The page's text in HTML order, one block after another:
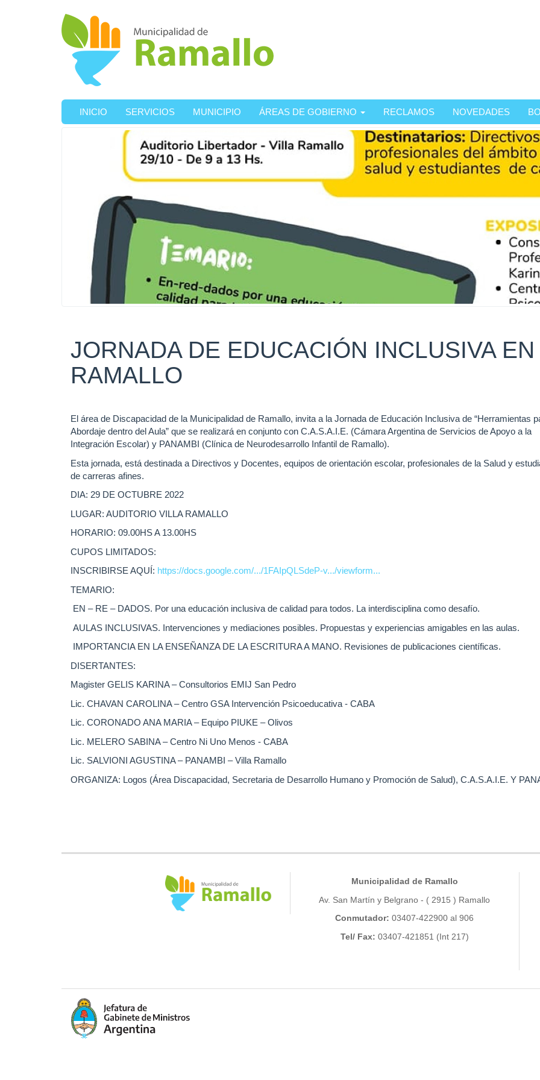
INICIO SERVICIOS MUNICIPIO ÁREAS DE GOBIERNO RECLAMOS NOVEDADES
JORNADA DE EDUCACIÓN INCLUSIVA EN
RAMALLO
El área de Discapacidad de la Municipalidad de Ramallo, invita a la Jornada de Educación Inclusiva de “Herramientas
Abordaje dentro del Aula” que se realizará en conjunto con C.A.S.A.I.E. (Cámara Argentina de Servicios de Apoyo a la
Integración Escolar) y PANAMBI (Clínica de Neurodesarrollo Infantil de Ramallo).
Esta jornada, está destinada a Directivos y Docentes, equipos de orientación escolar, profesionales de la Salud y
de carreras afines.
DIA: 29 DE OCTUBRE 2022
LUGAR: AUDITORIO VILLA RAMALLO
HORARIO: 09.00HS A 13.00HS
CUPOS LIMITADOS:
INSCRIBIRSE AQUÍ: https://docs.google.com/.../1FAIpQLSdeP-v.../viewform...
TEMARIO:
EN – RE – DADOS. Por una educación inclusiva de calidad para todos. La interdisciplina como desafío.
AULAS INCLUSIVAS. Intervenciones y mediaciones posibles. Propuestas y experiencias amigables en las aulas.
IMPORTANCIA EN LA ENSEÑANZA DE LA ESCRITURA A MANO. Revisiones de publicaciones científicas.
DISERTANTES:
Magister GELIS KARINA – Consultorios EMIJ San Pedro
Lic. CHAVAN CAROLINA – Centro GSA Intervención Psicoeducativa - CABA
Lic. CORONADO ANA MARIA – Equipo PIUKE – Olivos
Lic. MELERO SABINA – Centro Ni Uno Menos - CABA
Lic. SALVIONI AGUSTINA – PANAMBI – Villa Ramallo
ORGANIZA: Logos (Área Discapacidad, Secretaria de Desarrollo Humano y Promoción de Salud), C.A.S.A.I.E. Y
Municipalidad de Ramallo
Av. San Martín y Belgrano - ( 2915 ) Ramallo
Conmutador:03407-422900 al 906
Tel/ Fax: 03407-421851 (Int 217)